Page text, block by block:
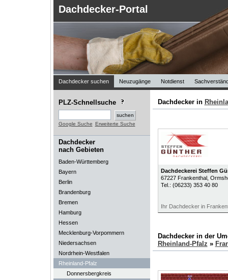
Dachdecker-Portal
Dachdecker suchen Neuzugänge Notdienst
PLZ-Schnellsuche
Google Suche Erweiterte Suche
Dachdecker
nach Gebieten
Baden-Württemberg
Bayern
Berlin
Brandenburg
Bremen
Hamburg
Hessen
Mecklenburg-Vorpommern
Niedersachsen
Nordrhein-Westfalen
Rheinland-Pfalz
Donnersbergkreis
Dachdecker in
Dachdeckerei Steffen
67227 Frankenthal,
Tel.: (06233) 353 40 80
Ihr Dachdecker in
Dachdecker in der
Rheinland-Pfalz »